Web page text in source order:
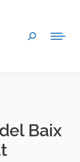
Search:
Baix